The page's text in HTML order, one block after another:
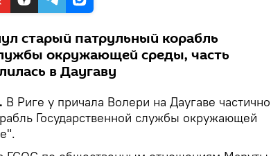
старый патрульный корабль
окружающей среды, часть
в Даугаву
В Риге у причала Волери на Даугаве частично
Государственной службы окружающей